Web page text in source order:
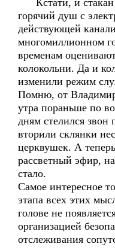
Кстати, и стакан
горячий душ с
действующей
многомиллионном
временам
колокольни. Да и
изменили режим
Помню, от
утра пораньше по
дням стелился
вторили склянки
церквушек. А
рассветный эфир,
стало.
Самое интересное
этапа всех этих
голове не
организацией
отслеживания